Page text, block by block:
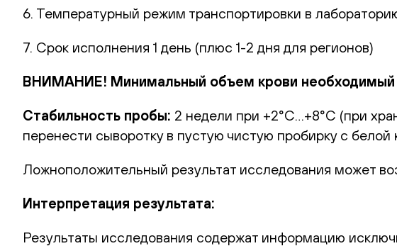
6. Температурный режим транспортировки в
7. Срок исполнения 1 день (плюс 1-2 дня для регионов)
ВНИМАНИЕ! Минимальный объем крови необходимый
Стабильность пробы: 2 недели при +2°С…+8°С (при
перенести сыворотку в пустую чистую пробирку с белой
Ложноположительный результат исследования может
Интерпретация результата:
Результаты исследования содержат информацию